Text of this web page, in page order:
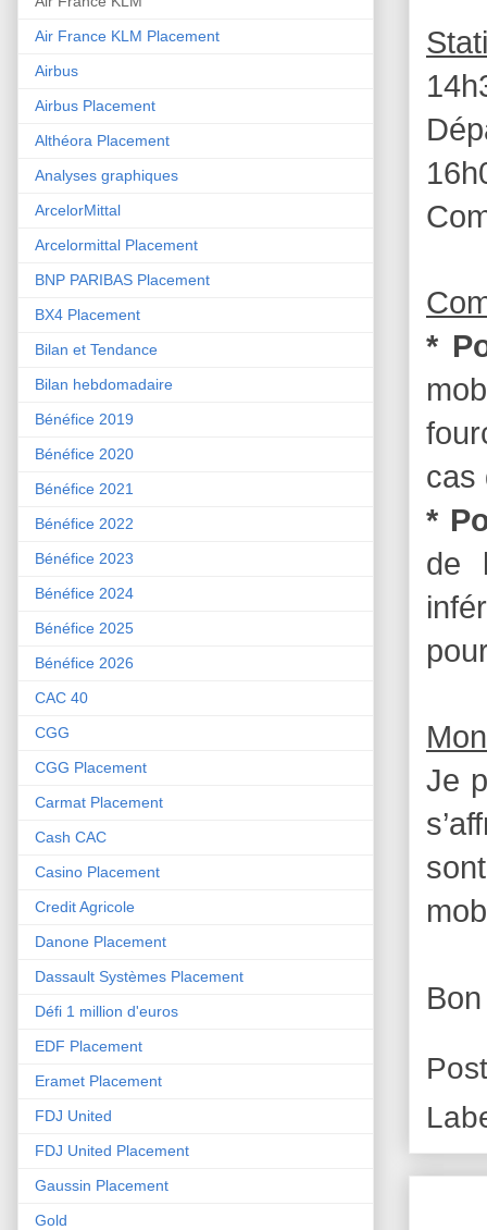
*
cas
*
de
Je
Air France KLM Placement
Airbus
Airbus Placement
Althéora Placement
Analyses graphiques
ArcelorMittal
Arcelormittal Placement
BNP PARIBAS Placement
BX4 Placement
Bilan et Tendance
Bilan hebdomadaire
Bénéfice 2019
Bénéfice 2020
Bénéfice 2021
Bénéfice 2022
Bénéfice 2023
Bénéfice 2024
Bénéfice 2025
Bénéfice 2026
CAC 40
CGG
CGG Placement
Carmat Placement
Cash CAC
Casino Placement
Credit Agricole
Danone Placement
Dassault Systèmes Placement
Défi 1 million d'euros
EDF Placement
Eramet Placement
FDJ United
FDJ United Placement
Gaussin Placement
Gold